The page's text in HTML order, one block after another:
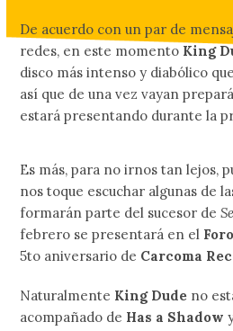
De acuerdo con un par de
redes, en este momento King
disco más intenso y diabólico
así que de una vez vayan
estará presentando durante la
Es más, para no irnos tan lejos,
nos toque escuchar algunas de
formarán parte del sucesor de
febrero se presentará en el
5to aniversario de Carcoma
Naturalmente King Dude no
acompañado de Has a Shadow